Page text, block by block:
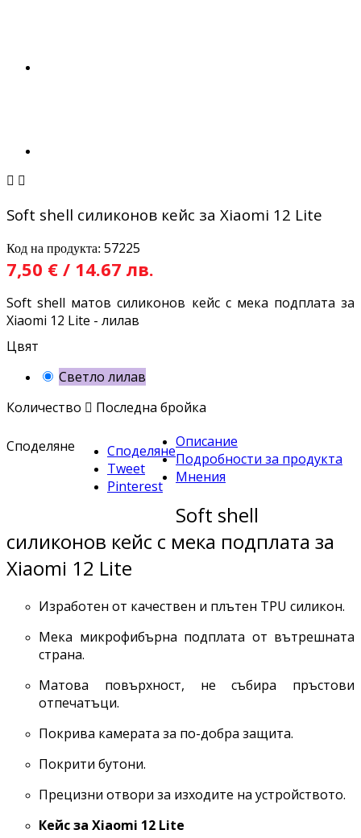
 
Soft shell силиконов кейс за Xiaomi 12 Lite
Код на продукта: 57225
7,50 € / 14.67 лв.
Soft shell матов силиконов кейс с мека подплата за
Xiaomi 12 Lite - лилав
Цвят
Светло лилав
Количество  Последна бройка
Споделяне
Споделяне
Tweet
Pinterest
Описание
Подробности за продукта
Мнения
Soft shell
силиконов кейс с мека подплата за
Xiaomi 12 Lite
Изработен от качествен и плътен TPU силикон.
Мека микрофибърна подплата от вътрешната
страна.
Матова повърхност, не събира пръстови
отпечатъци.
Покрива камерата за по-добра защита.
Покрити бутони.
Прецизни отвори за изходите на устройството.
Кейс за Xiaomi 12 Lite